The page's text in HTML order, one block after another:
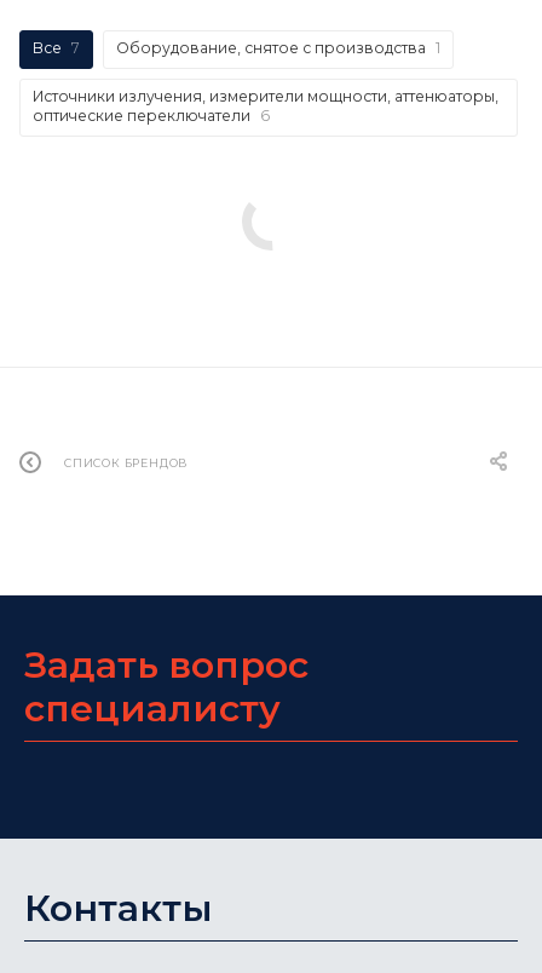
Все 7 Оборудование, снятое с производства 1
Источники излучения, измерители мощности, аттенюаторы,
оптические переключатели
6
СПИСОК БРЕНДОВ
Задать вопрос
специалисту
Контакты